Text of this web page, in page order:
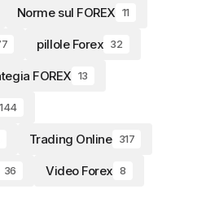
Norme sul FOREX 11
pillole Forex 32
FOREX 13
144
Trading Online 317
36 Video Forex 8